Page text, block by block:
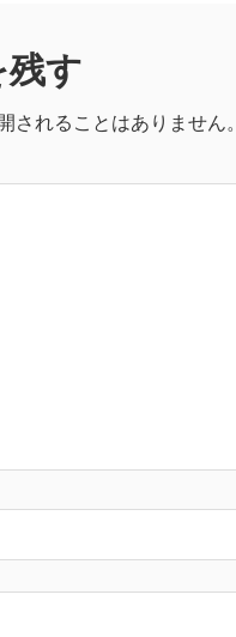
残す
されることはありません。